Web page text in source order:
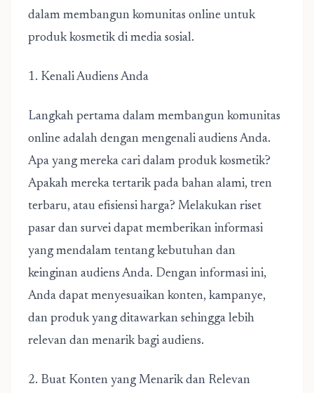
dalam membangun komunitas online untuk
produk kosmetik di media sosial.
1. Kenali Audiens Anda
Langkah pertama dalam membangun komunitas
online adalah dengan mengenali audiens Anda.
Apa yang mereka cari dalam produk kosmetik?
Apakah mereka tertarik pada bahan alami, tren
terbaru, atau efisiensi harga? Melakukan riset
pasar dan survei dapat memberikan informasi
yang mendalam tentang kebutuhan dan
keinginan audiens Anda. Dengan informasi ini,
Anda dapat menyesuaikan konten, kampanye,
dan produk yang ditawarkan sehingga lebih
relevan dan menarik bagi audiens.
2. Buat Konten yang Menarik dan Relevan